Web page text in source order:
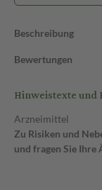
Beschreibung
Bewertungen
Hinweistexte und
Arzneimittel
Zu Risiken und
und fragen Sie